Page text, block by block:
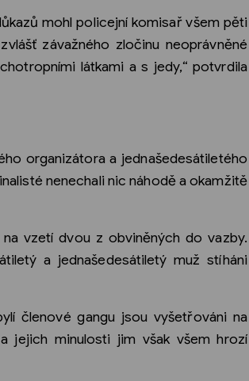
mohl policejní komisař všem pěti
závažného zločinu neoprávněné
látkami a s jedy,“ potvrdila
organizátora a jednašedesátiletého
nenechali nic náhodě a okamžitě
vzetí dvou z obviněných do vazby.
a jednašedesátiletý muž stíháni
členové gangu jsou vyšetřováni na
jejich minulosti jim však všem hrozí